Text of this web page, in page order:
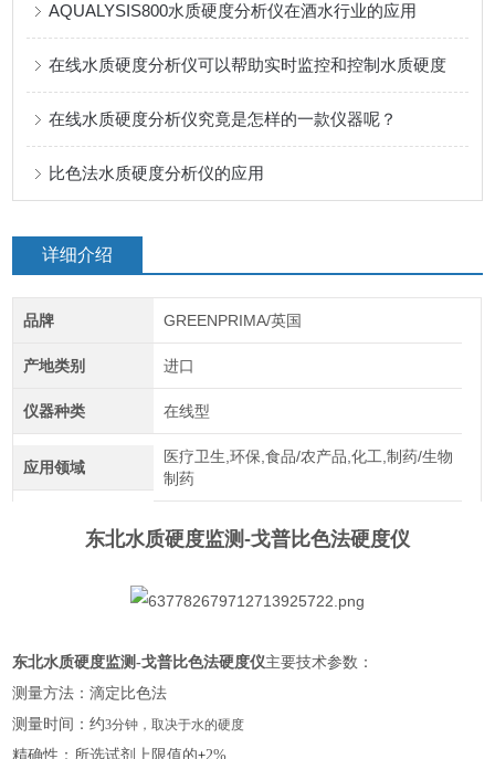
AQUALYSIS800水质硬度分析仪在酒水行业的应用
在线水质硬度分析仪可以帮助实时监控和控制水质硬度
在线水质硬度分析仪究竟是怎样的一款仪器呢？
比色法水质硬度分析仪的应用
详细介绍
品牌 GREENPRIMA/英国
产地类别 进口
仪器种类 在线型
应用领域
医疗卫生,环保,食品/农产品,化工,制药/生物
制药
东北水质硬度监测-戈普比色法硬度仪
东北水质硬度监测-戈普比色法硬度仪主要技术参数：
测量方法：滴定比色法
测量时间：约3分钟，取决于水的硬度
精确性：所选试剂上限值的±2%